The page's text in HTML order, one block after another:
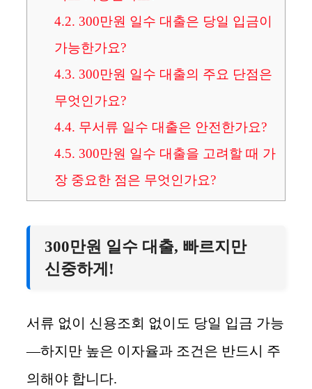
4.2. 300만원 일수 대출은 당일 입금이
가능한가요?
4.3. 300만원 일수 대출의 주요 단점은
무엇인가요?
4.4. 무서류 일수 대출은 안전한가요?
4.5. 300만원 일수 대출을 고려할 때 가
장 중요한 점은 무엇인가요?
300만원 일수 대출, 빠르지만
신중하게!
서류 없이 신용조회 없이도 당일 입금 가능
—하지만 높은 이자율과 조건은 반드시 주
의해야 합니다.